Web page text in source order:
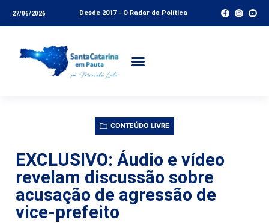
27/06/2026 Desde 2017 - O Radar da Política
CONTEÚDO LIVRE
EXCLUSIVO: Áudio e vídeo
revelam discussão sobre
acusação de agressão de
vice-prefeito